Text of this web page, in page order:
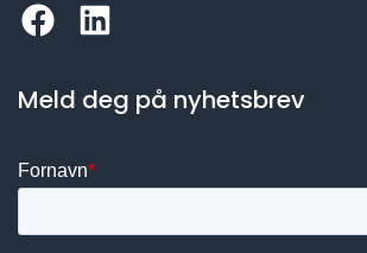
Meld deg på nyhetsbrev